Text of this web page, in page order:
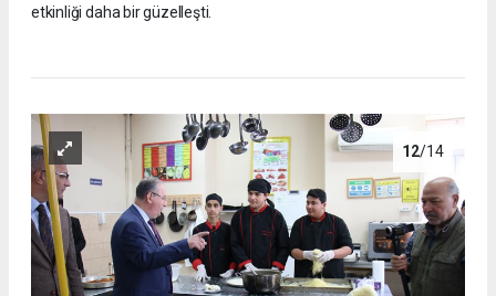
etkinliği daha bir güzelleşti.
12/14